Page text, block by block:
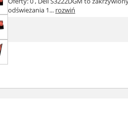
odświeżania 1... rozwiń